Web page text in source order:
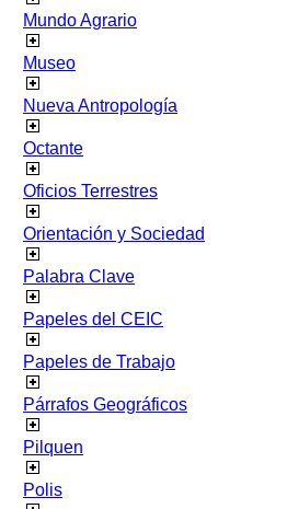
Mundo Agrario
Museo
Nueva Antropología
Octante
Oficios Terrestres
Orientación y Sociedad
Palabra Clave
Papeles del CEIC
Papeles de Trabajo
Párrafos Geográficos
Pilquen
Polis